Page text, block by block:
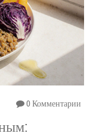
0 Комментарии